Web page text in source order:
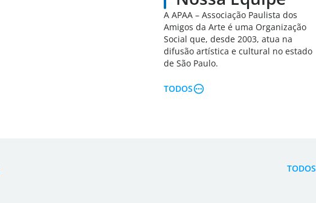
A APAA – Associação Paulista dos
Amigos da Arte é uma Organização
Social que, desde 2003, atua na
difusão artística e cultural no estado
de São Paulo.
TODOS
TODOS